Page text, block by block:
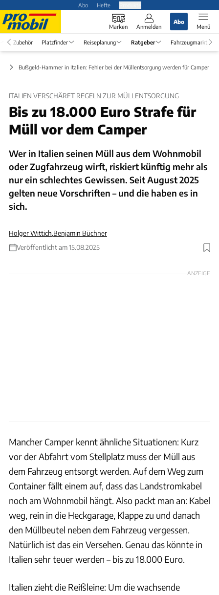
Abo Hefte
Marken Anmelden
Abo
Menü
Zubehör Platzfinder Reiseplanung Ratgeber Fahrzeugmarkt
Bußgeld-Hammer in Italien: Fehler bei der Müllentsorgung werden für Camper
ITALIEN VERSCHÄRFT REGELN ZUR MÜLLENTSORGUNG
Bis zu 18.000 Euro Strafe für
Müll vor dem Camper
Wer in Italien seinen Müll aus dem Wohnmobil
oder Zugfahrzeug wirft, riskiert künftig mehr als
nur ein schlechtes Gewissen. Seit August 2025
gelten neue Vorschriften – und die haben es in
sich.
Holger Wittich,Benjamin Büchner
Veröffentlicht am 15.08.2025
Foto: Uli regenscheit
ANZEIGE
Mancher Camper kennt ähnliche Situationen: Kurz
vor der Abfahrt vom Stellplatz muss der Müll aus
dem Fahrzeug entsorgt werden. Auf dem Weg zum
Container fällt einem auf, dass das Landstromkabel
noch am Wohnmobil hängt. Also packt man an: Kabel
weg, rein in die Heckgarage, Klappe zu und danach
den Müllbeutel neben dem Fahrzeug vergessen.
Natürlich ist das ein Versehen. Genau das könnte in
Italien sehr teuer werden – bis zu 18.000 Euro.
Italien zieht die Reißleine: Um die wachsende